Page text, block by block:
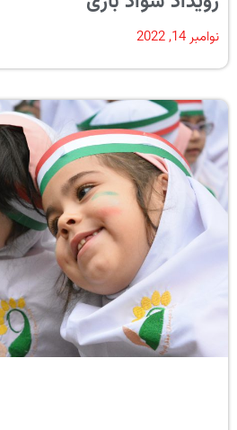
نوامبر 14, 2022